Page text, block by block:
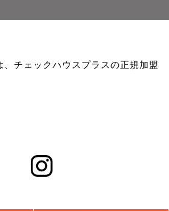
チェックハウスプラスの正規加盟